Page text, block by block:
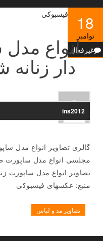
18
نوامبر
غیرفعالانواع
دار زنانه
ins2012
گالری تصاویر انواع مدل
تصاویر انواع مدل ساپورت
منبع: عکسهای فیسبوکی
تصاویر مد و لباس